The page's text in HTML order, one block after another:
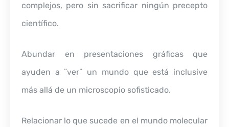
complejos, pero sin sacrificar ningún precepto
científico.
Abundar en presentaciones gráficas que
ayuden a ¨ver¨ un mundo que está inclusive
más allá de un microscopio sofisticado.
Relacionar lo que sucede en el mundo molecular